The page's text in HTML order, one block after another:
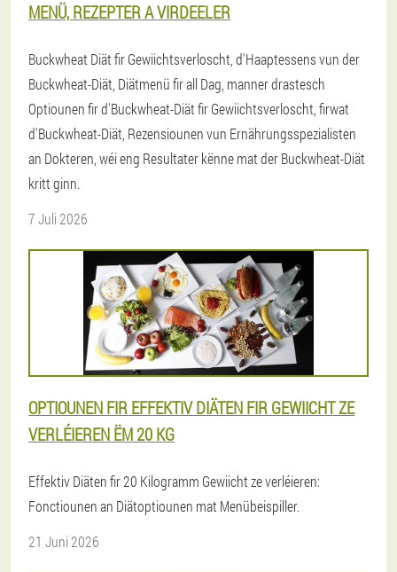
MENÜ, REZEPTER A VIRDEELER
Buckwheat Diät fir Gewiichtsverloscht, d'Haaptessens vun der
Buckwheat-Diät, Diätmenü fir all Dag, manner drastesch
Optiounen fir d'Buckwheat-Diät fir Gewiichtsverloscht, firwat
d'Buckwheat-Diät, Rezensiounen vun Ernährungsspezialisten
an Dokteren, wéi eng Resultater kënne mat der Buckwheat-Diät
kritt ginn.
7 Juli 2026
OPTIOUNEN FIR EFFEKTIV DIÄTEN FIR GEWIICHT ZE
VERLÉIEREN ËM 20 KG
Effektiv Diäten fir 20 Kilogramm Gewiicht ze verléieren:
Fonctiounen an Diätoptiounen mat Menübeispiller.
21 Juni 2026